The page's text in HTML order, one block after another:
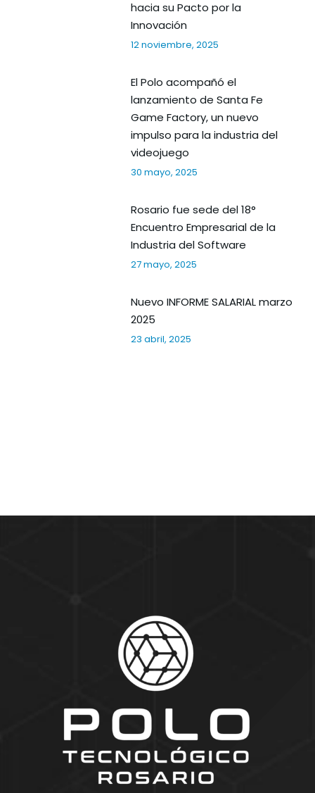
hacia su Pacto por la
Innovación
12 noviembre, 2025
El Polo acompañó el
lanzamiento de Santa Fe
Game Factory, un nuevo
impulso para la industria del
videojuego
30 mayo, 2025
Rosario fue sede del 18°
Encuentro Empresarial de la
Industria del Software
27 mayo, 2025
Nuevo INFORME SALARIAL marzo
2025
23 abril, 2025